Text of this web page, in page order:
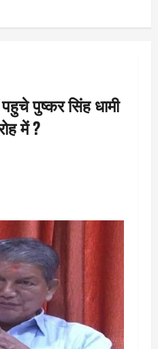
पुष्कर सिंह धामी
में ?